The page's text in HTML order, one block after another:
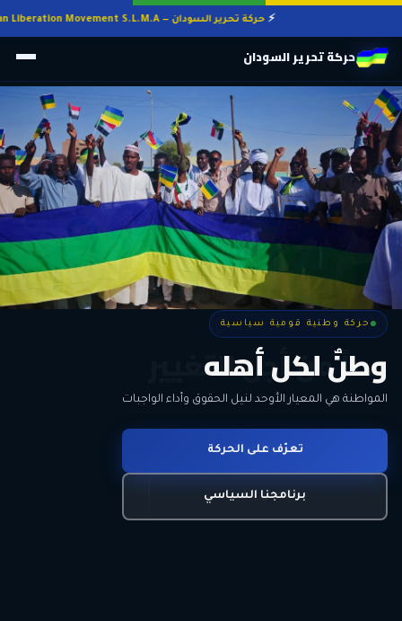
حركة تحرير السودان — Sudan Liberation Movement S.L.M.A
حركة تحرير السودان
حركة وطنية قومية سياسية
وطنٌ لكل أهله
المواطنة هي المعيار الأوحد لنيل الحقوق وأداء الواجبات
تعرّف على الحركة
برنامجنا السياسي
حركة وطنية قومية سياسية
معاً من أجل التغيير
الحرية • الوحدة • السلام • الديمقراطية
انضم للحركة
اتصل بنا